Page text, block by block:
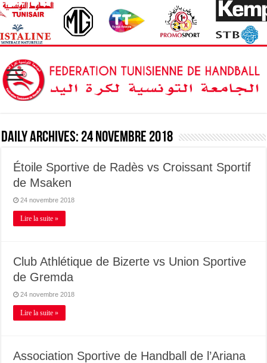
Daily Archives: 24 novembre 2018
Étoile Sportive de Radès vs Croissant Sportif
de Msaken
24 novembre 2018
Lire la suite »
Club Athlétique de Bizerte vs Union Sportive
de Gremda
24 novembre 2018
Lire la suite »
Association Sportive de Handball de l’Ariana